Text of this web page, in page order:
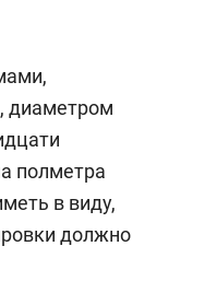
диаметром
полметра
в виду,
должно